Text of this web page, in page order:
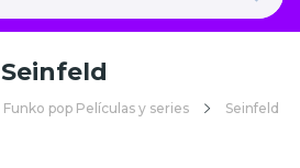
Seinfeld
Funko pop Películas y series Seinfeld